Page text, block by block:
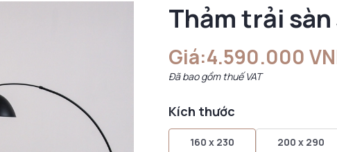
Thảm trải
Giá:4.590.000
Đã bao gồm thuế VAT
Kích thước
160 x 230 200 x 290